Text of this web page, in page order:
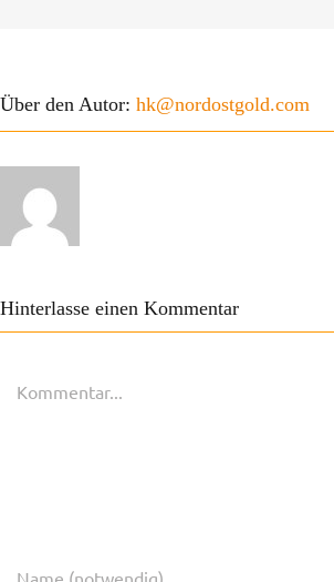
Über den Autor: hk@nordostgold.com
Hinterlasse einen Kommentar